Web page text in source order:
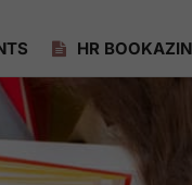
HR